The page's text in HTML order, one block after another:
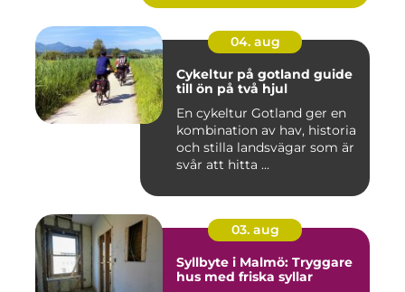
04. aug
Cykeltur på gotland guide
till ön på två hjul
En cykeltur Gotland ger en
kombination av hav, historia
och stilla landsvägar som är
svår att hitta ...
03. aug
Syllbyte i Malmö: Tryggare
hus med friska syllar